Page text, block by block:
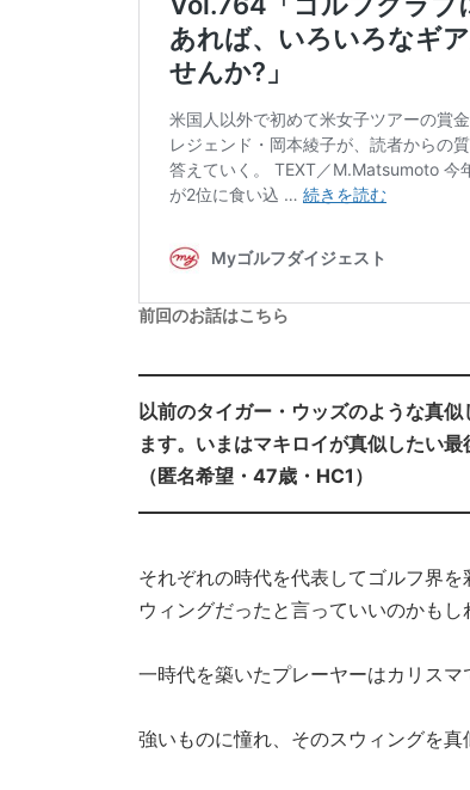
前回のお話はこちら
以前のタイガー・ウッズのような真
ます。いまはマキロイが真似したい
（匿名希望・47歳・HC1）
それぞれの時代を代表してゴルフ界
ウィングだったと言っていいのかもし
一時代を築いたプレーヤーはカリスマ
強いものに憧れ、そのスウィングを真